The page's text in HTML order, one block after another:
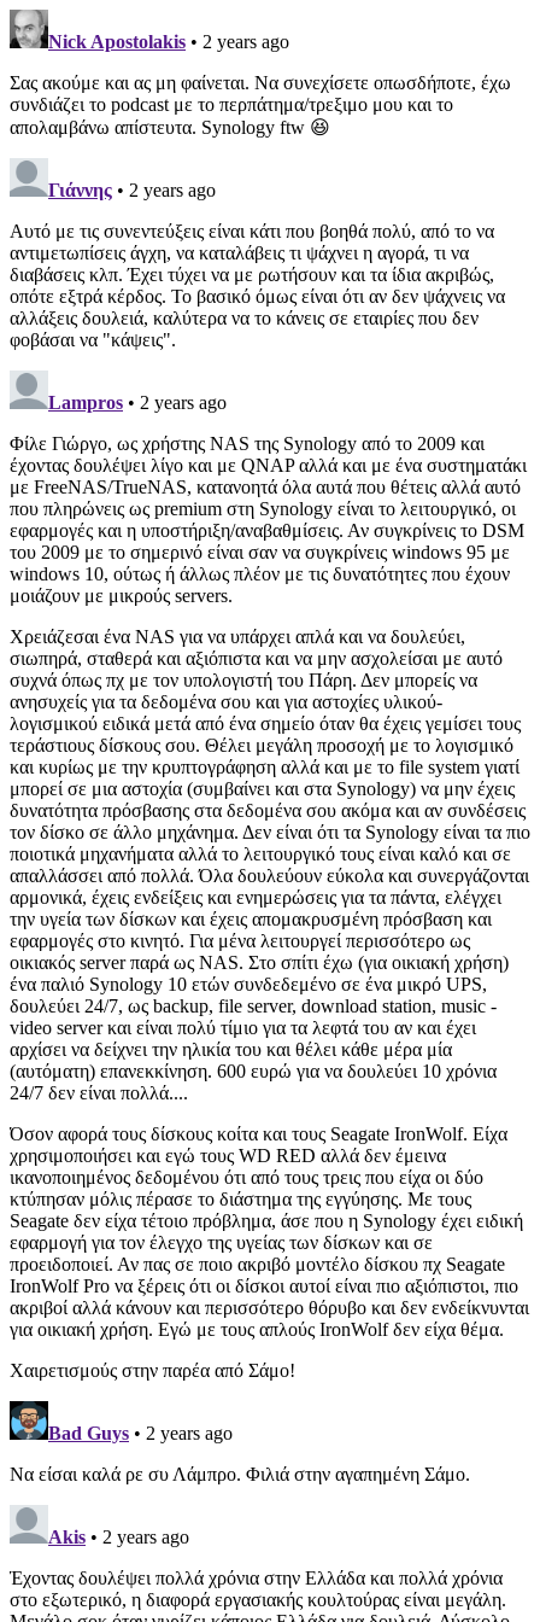
Nick Apostolakis • 2 years ago
Σας ακούμε και ας μη φαίνεται. Να συνεχίσετε οπωσδήποτε, έχω
συνδιάζει το podcast με το περπάτημα/τρεξιμο μου και το
απολαμβάνω απίστευτα. Synology ftw 😆
Γιάννης • 2 years ago
Αυτό με τις συνεντεύξεις είναι κάτι που βοηθά πολύ, από το να
αντιμετωπίσεις άγχη, να καταλάβεις τι ψάχνει η αγορά, τι να
διαβάσεις κλπ. Έχει τύχει να με ρωτήσουν και τα ίδια ακριβώς,
οπότε εξτρά κέρδος. Το βασικό όμως είναι ότι αν δεν ψάχνεις να
αλλάξεις δουλειά, καλύτερα να το κάνεις σε εταιρίες που δεν
φοβάσαι να "κάψεις".
Lampros • 2 years ago
Φίλε Γιώργο, ως χρήστης NAS της Synology από το 2009 και
έχοντας δουλέψει λίγο και με QNAP αλλά και με ένα συστηματάκι
με FreeNAS/TrueNAS, κατανοητά όλα αυτά που θέτεις αλλά αυτό
που πληρώνεις ως premium στη Synology είναι το λειτουργικό, οι
εφαρμογές και η υποστήριξη/αναβαθμίσεις. Αν συγκρίνεις το DSM
του 2009 με το σημερινό είναι σαν να συγκρίνεις windows 95 με
windows 10, ούτως ή άλλως πλέον με τις δυνατότητες που έχουν
μοιάζουν με μικρούς servers.
Χρειάζεσαι ένα NAS για να υπάρχει απλά και να δουλεύει,
σιωπηρά, σταθερά και αξιόπιστα και να μην ασχολείσαι με αυτό
συχνά όπως πχ με τον υπολογιστή του Πάρη. Δεν μπορείς να
ανησυχείς για τα δεδομένα σου και για αστοχίες υλικού-
λογισμικού ειδικά μετά από ένα σημείο όταν θα έχεις γεμίσει τους
τεράστιους δίσκους σου. Θέλει μεγάλη προσοχή με το λογισμικό
και κυρίως με την κρυπτογράφηση αλλά και με το file system γιατί
μπορεί σε μια αστοχία (συμβαίνει και στα Synology) να μην έχεις
δυνατότητα πρόσβασης στα δεδομένα σου ακόμα και αν συνδέσεις
τον δίσκο σε άλλο μηχάνημα. Δεν είναι ότι τα Synology είναι τα πιο
ποιοτικά μηχανήματα αλλά το λειτουργικό τους είναι καλό και σε
απαλλάσσει από πολλά. Όλα δουλεύουν εύκολα και συνεργάζονται
αρμονικά, έχεις ενδείξεις και ενημερώσεις για τα πάντα, ελέγχει
την υγεία των δίσκων και έχεις απομακρυσμένη πρόσβαση και
εφαρμογές στο κινητό. Για μένα λειτουργεί περισσότερο ως
οικιακός server παρά ως NAS. Στο σπίτι έχω (για οικιακή χρήση)
ένα παλιό Synology 10 ετών συνδεδεμένο σε ένα μικρό UPS,
δουλεύει 24/7, ως backup, file server, download station, music -
video server και είναι πολύ τίμιο για τα λεφτά του αν και έχει
αρχίσει να δείχνει την ηλικία του και θέλει κάθε μέρα μία
(αυτόματη) επανεκκίνηση. 600 ευρώ για να δουλεύει 10 χρόνια
24/7 δεν είναι πολλά....
Όσον αφορά τους δίσκους κοίτα και τους Seagate IronWolf. Είχα
χρησιμοποιήσει και εγώ τους WD RED αλλά δεν έμεινα
ικανοποιημένος δεδομένου ότι από τους τρεις που είχα οι δύο
κτύπησαν μόλις πέρασε το διάστημα της εγγύησης. Με τους
Seagate δεν είχα τέτοιο πρόβλημα, άσε που η Synology έχει ειδική
εφαρμογή για τον έλεγχο της υγείας των δίσκων και σε
προειδοποιεί. Αν πας σε ποιο ακριβό μοντέλο δίσκου πχ Seagate
IronWolf Pro να ξέρεις ότι οι δίσκοι αυτοί είναι πιο αξιόπιστοι, πιο
ακριβοί αλλά κάνουν και περισσότερο θόρυβο και δεν ενδείκνυνται
για οικιακή χρήση. Εγώ με τους απλούς IronWolf δεν είχα θέμα.
Χαιρετισμούς στην παρέα από Σάμο!
Bad Guys • 2 years ago
Να είσαι καλά ρε συ Λάμπρο. Φιλιά στην αγαπημένη Σάμο.
Akis • 2 years ago
Έχοντας δουλέψει πολλά χρόνια στην Ελλάδα και πολλά χρόνια
στο εξωτερικό, η διαφορά εργασιακής κουλτούρας είναι μεγάλη.